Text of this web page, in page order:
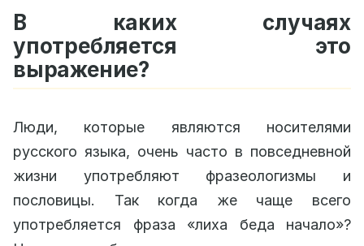
В каких случаях
употребляется это
выражение?
Люди, которые являются носителями
русского языка, очень часто в повседневной
жизни употребляют фразеологизмы и
пословицы. Так когда же чаще всего
употребляется фраза «лиха беда начало»?